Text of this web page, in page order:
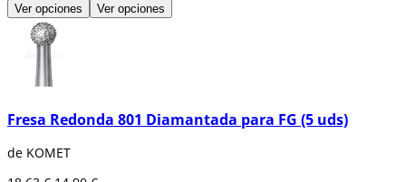
Ver opciones Ver opciones
Fresa Redonda 801 Diamantada para FG (5 uds)
de KOMET